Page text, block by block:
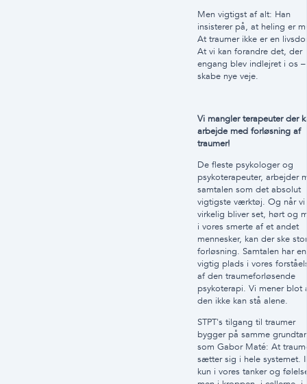
Men vigtigst af alt: Han
insisterer på, at heling er
At traumer ikke er en
At vi kan forandre det, der
engang blev indlejret i os
skabe nye veje.
Vi mangler terapeuter der
arbejde med forløsning af
traumer!
De fleste psykologer og
psykoterapeuter, arbejder
samtalen som det absolut
vigtigste værktøj. Og når vi
virkelig bliver set, hørt og
i vores smerte af et andet
mennesker, kan der ske stor
forløsning. Samtalen har en
vigtig plads i vores
af den traumeforløsende
psykoterapi. Vi mener blot
den ikke kan stå alene.
STPT's tilgang til traumer
bygger på samme
som Gabor Maté: At
sætter sig i hele systemet.
kun i vores tanker og